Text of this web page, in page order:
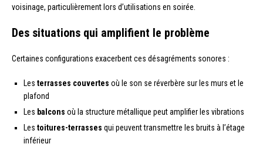
voisinage, particulièrement lors d’utilisations en soirée.
Des situations qui amplifient le problème
Certaines configurations exacerbent ces désagréments sonores :
Les terrasses couvertes où le son se réverbère sur les murs et le
plafond
Les balcons où la structure métallique peut amplifier les vibrations
Les toitures-terrasses qui peuvent transmettre les bruits à l’étage
inférieur